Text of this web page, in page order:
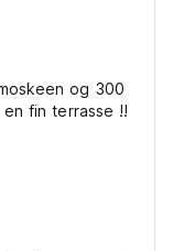
og 300
fin terrasse !!